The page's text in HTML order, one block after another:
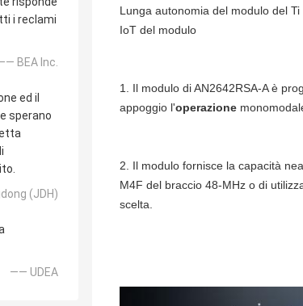
i reclami
BEA Inc.
ed il
sperano
(JDH)
—— UDEA
Lunga autonomia del modulo del
IoT del modulo
1. Il modulo di AN2642RSA-A è
appoggio l'operazione
2. Il modulo fornisce la capacità
M4F del braccio 48-MHz o di
scelta.